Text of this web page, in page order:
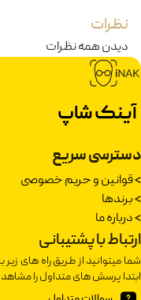
نظرات
دیدن همه نظرات
آینک شاپ
دسترسی سریع
>قوانین و حریم خصوصی
>برندها
>درباره ما
ارتباط با پشتیبانی
شما میتوانید از طریق راه های
ابتدا پرسش های متداول را